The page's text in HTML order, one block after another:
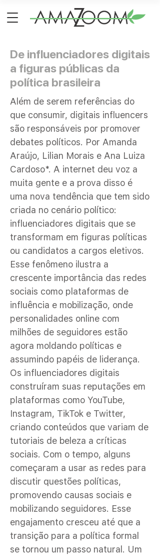
De influenciadores digitais
a figuras públicas da
política brasileira
Além de serem referências do
que consumir, digitais influencers
são responsáveis por promover
debates políticos. Por Amanda
Araújo, Lilian Morais e Ana Luiza
Cardoso*. A internet deu voz a
muita gente e a prova disso é
uma nova tendência que tem sido
criada no cenário político:
influenciadores digitais que se
transformam em figuras políticas
ou candidatos a cargos eletivos.
Esse fenômeno ilustra a
crescente importância das redes
sociais como plataformas de
influência e mobilização, onde
personalidades online com
milhões de seguidores estão
agora moldando políticas e
assumindo papéis de liderança.
Os influenciadores digitais
construíram suas reputações em
plataformas como YouTube,
Instagram, TikTok e Twitter,
criando conteúdos que variam de
tutoriais de beleza a críticas
sociais. Com o tempo, alguns
começaram a usar as redes para
discutir questões políticas,
promovendo causas sociais e
mobilizando seguidores. Esse
engajamento cresceu até que a
transição para a política formal
se tornou um passo natural. Um